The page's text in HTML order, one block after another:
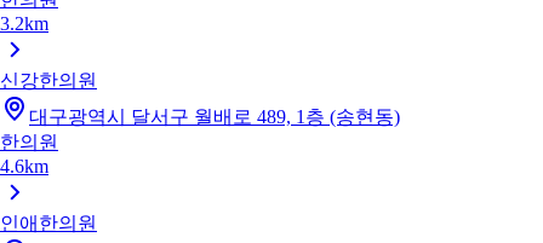
3.2km
신강한의원
대구광역시 달서구 월배로 489, 1층 (송현동)
한의원
4.6km
인애한의원